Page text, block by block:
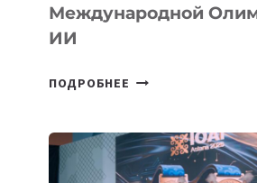
Международной
ИИ
ПОДРОБНЕЕ СБОРНАЯ
В
ИСТОРИИ